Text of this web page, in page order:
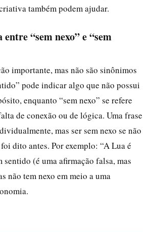
também podem ajudar.
“sem nexo” e “sem
importante, mas não são sinônimos
pode indicar algo que não possui
enquanto “sem nexo” se refere
de conexão ou de lógica. Uma frase
mas ser sem nexo se não
dito antes. Por exemplo: “A Lua é
sentido (é uma afirmação falsa, mas
não tem nexo em meio a uma